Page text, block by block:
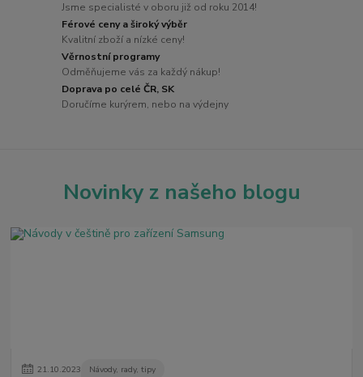
Jsme specialisté v oboru již od roku 2014!
Férové ceny a široký výběr
Kvalitní zboží a nízké ceny!
Věrnostní programy
Odměňujeme vás za každý nákup!
Doprava po celé ČR, SK
Doručíme kurýrem, nebo na výdejny
Novinky z našeho blogu
21.10.2023 Návody, rady, tipy